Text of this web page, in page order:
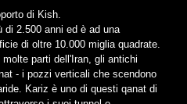
di Kish.
di 2.500 anni ed è ad una
di oltre 10.000 miglia quadrate.
parti dell'Iran, gli antichi
- i pozzi verticali che scendono
Kariz è uno di questi qanat di